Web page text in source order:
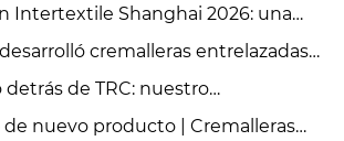
Intertextile Shanghai 2026: una
cremalleras entrelazadas
fabricación automatizada de
detrás de TRC: nuestro
la fabricación de cremalleras de
de nuevo producto | Cremalleras